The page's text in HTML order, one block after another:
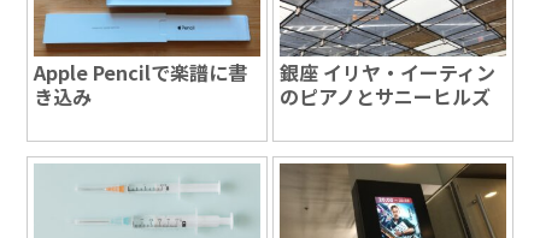
Apple Pencilで楽譜に書
き込み
銀座 イリヤ・イーティン
のピアノとサニーヒルズ